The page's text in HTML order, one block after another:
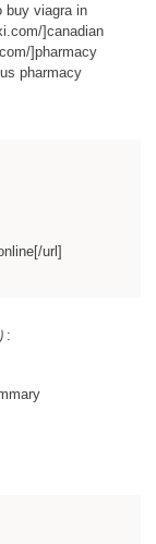
buy viagra in
]canadian
]pharmacy
pharmacy
url]
: